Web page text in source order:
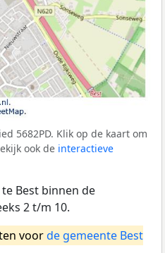
5682PD. Klik op de kaart om
ook de interactieve
te Best binnen de
2 t/m 10.
voorde gemeente Best